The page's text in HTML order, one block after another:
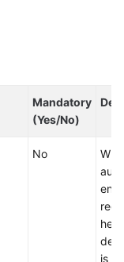
Mandatory
(Yes/No)
No
is